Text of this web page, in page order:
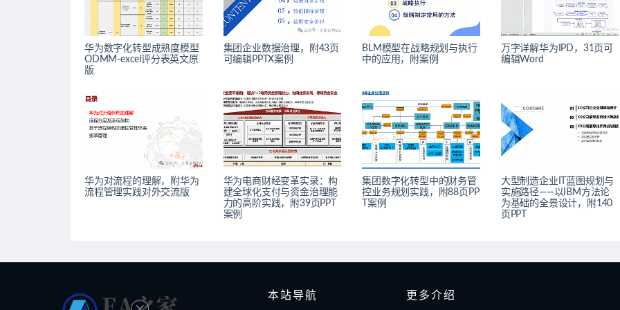
华为数字化转型成熟度模型
ODMM-excel评分表英文原
版
集团企业数据治理，附43页
可编辑PPTX案例
BLM模型在战略规划与执行
中的应用，附案例
万字详解华为IPD，31页可
编辑Word
华为对流程的理解，附华为
流程管理实践对外交流版
华为电商财经变革实录：构
建全球化支付与资金治理能
力的高阶实践，附39页PPT
案例
集团数字化转型中的财务管
控业务规划实践，附88页PP
T案例
大型制造企业IT蓝图规划与
实施路径——以IBM方法论
为基础的全景设计，附140
页PPT
本站导航 更多介绍